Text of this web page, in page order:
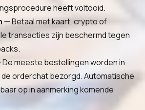
heeft voltooid.
— Betaal met kaart, crypto of
transacties zijn beschermd tegen
De meeste bestellingen worden in
de orderchat bezorgd. Automatische
op in aanmerking komende